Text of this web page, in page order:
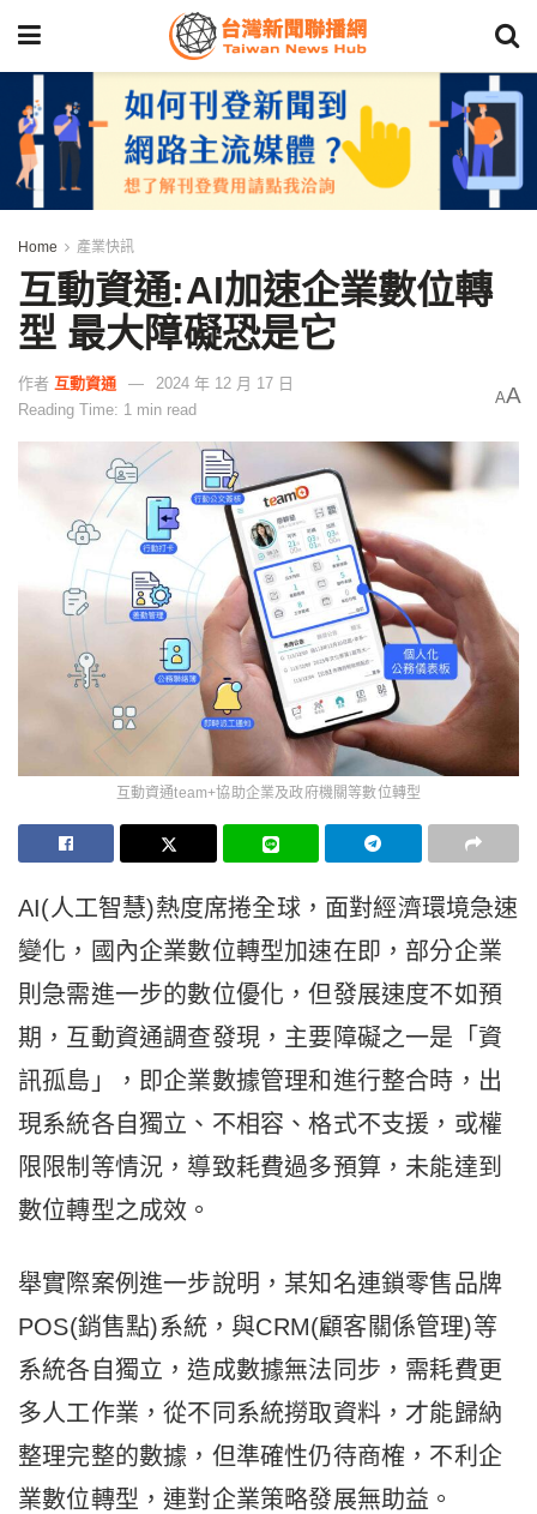
Home 產業快訊
互動資通:AI加速企業數位轉
型 最大障礙恐是它
作者 互動資通
2024 年 12 月 17 日
Reading Time: 1 min read
AA
互動資通team+協助企業及政府機關等數位轉型
AI(人工智慧)熱度席捲全球，面對經濟環境急速
變化，國內企業數位轉型加速在即，部分企業
則急需進一步的數位優化，但發展速度不如預
期，互動資通調查發現，主要障礙之一是「資
訊孤島」，即企業數據管理和進行整合時，出
現系統各自獨立、不相容、格式不支援，或權
限限制等情況，導致耗費過多預算，未能達到
數位轉型之成效。
舉實際案例進一步說明，某知名連鎖零售品牌
POS(銷售點)系統，與CRM(顧客關係管理)等
系統各自獨立，造成數據無法同步，需耗費更
多人工作業，從不同系統撈取資料，才能歸納
整理完整的數據，但準確性仍待商榷，不利企
業數位轉型，連對企業策略發展無助益。